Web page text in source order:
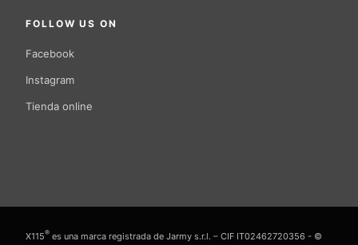
FOLLOW US ON
Facebook
Instagram
Tienda online
X115® es una marca registrada de Jarmy s.r.l. – CIF IT02462720356 - ©